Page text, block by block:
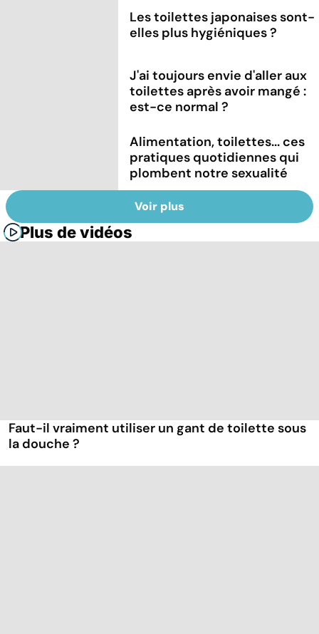
Les toilettes japonaises sont-
elles plus hygiéniques ?
J'ai toujours envie d'aller aux
toilettes après avoir mangé :
est-ce normal ?
Alimentation, toilettes... ces
pratiques quotidiennes qui
plombent notre sexualité
Voir plus
Plus de vidéos
Faut-il vraiment utiliser un gant de toilette sous
la douche ?